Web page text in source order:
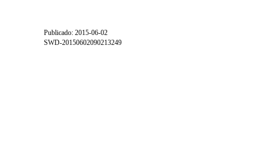
Publicado: 2015-06-02
SWD-20150602090213249